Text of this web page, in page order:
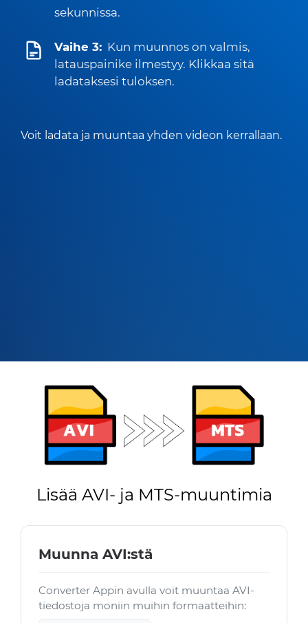
sekunnissa.
Vaihe 3: Kun muunnos on valmis,
latauspainike ilmestyy. Klikkaa sitä
ladataksesi tuloksen.
Voit ladata ja muuntaa yhden videon kerrallaan.
Lisää AVI- ja MTS-muuntimia
Muunna AVI:stä
Converter Appin avulla voit muuntaa AVI-
tiedostoja moniin muihin formaatteihin: